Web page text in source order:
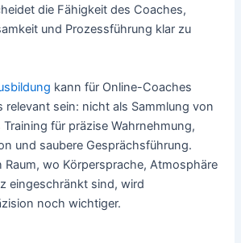
die Fähigkeit des Coaches,
und Prozessführung klar zu
kann für Online-Coaches
relevant sein: nicht als Sammlung von
für präzise Wahrnehmung,
und saubere Gesprächsführung.
Raum, wo Körpersprache, Atmosphäre
eingeschränkt sind, wird
noch wichtiger.